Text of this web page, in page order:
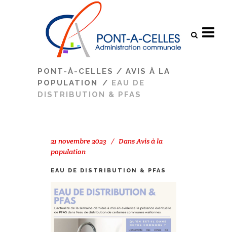
PONT-À-CELLES / AVIS À LA
POPULATION
/ EAU DE
DISTRIBUTION & PFAS
21 novembre 2023 DansAvis à la
population
EAU DE DISTRIBUTION & PFAS